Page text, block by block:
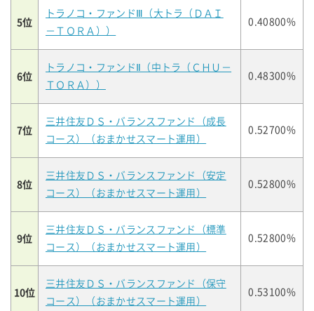
5位
トラノコ・ファンドⅢ（大トラ（ＤＡＩ
－ＴＯＲＡ））
0.40800%
6位
トラノコ・ファンドⅡ（中トラ（ＣＨＵ－
ＴＯＲＡ））
0.48300%
7位
三井住友ＤＳ・バランスファンド（成長
コース）（おまかせスマート運用）
0.52700%
8位
三井住友ＤＳ・バランスファンド（安定
コース）（おまかせスマート運用）
0.52800%
9位
三井住友ＤＳ・バランスファンド（標準
コース）（おまかせスマート運用）
0.52800%
10位
三井住友ＤＳ・バランスファンド（保守
コース）（おまかせスマート運用）
0.53100%